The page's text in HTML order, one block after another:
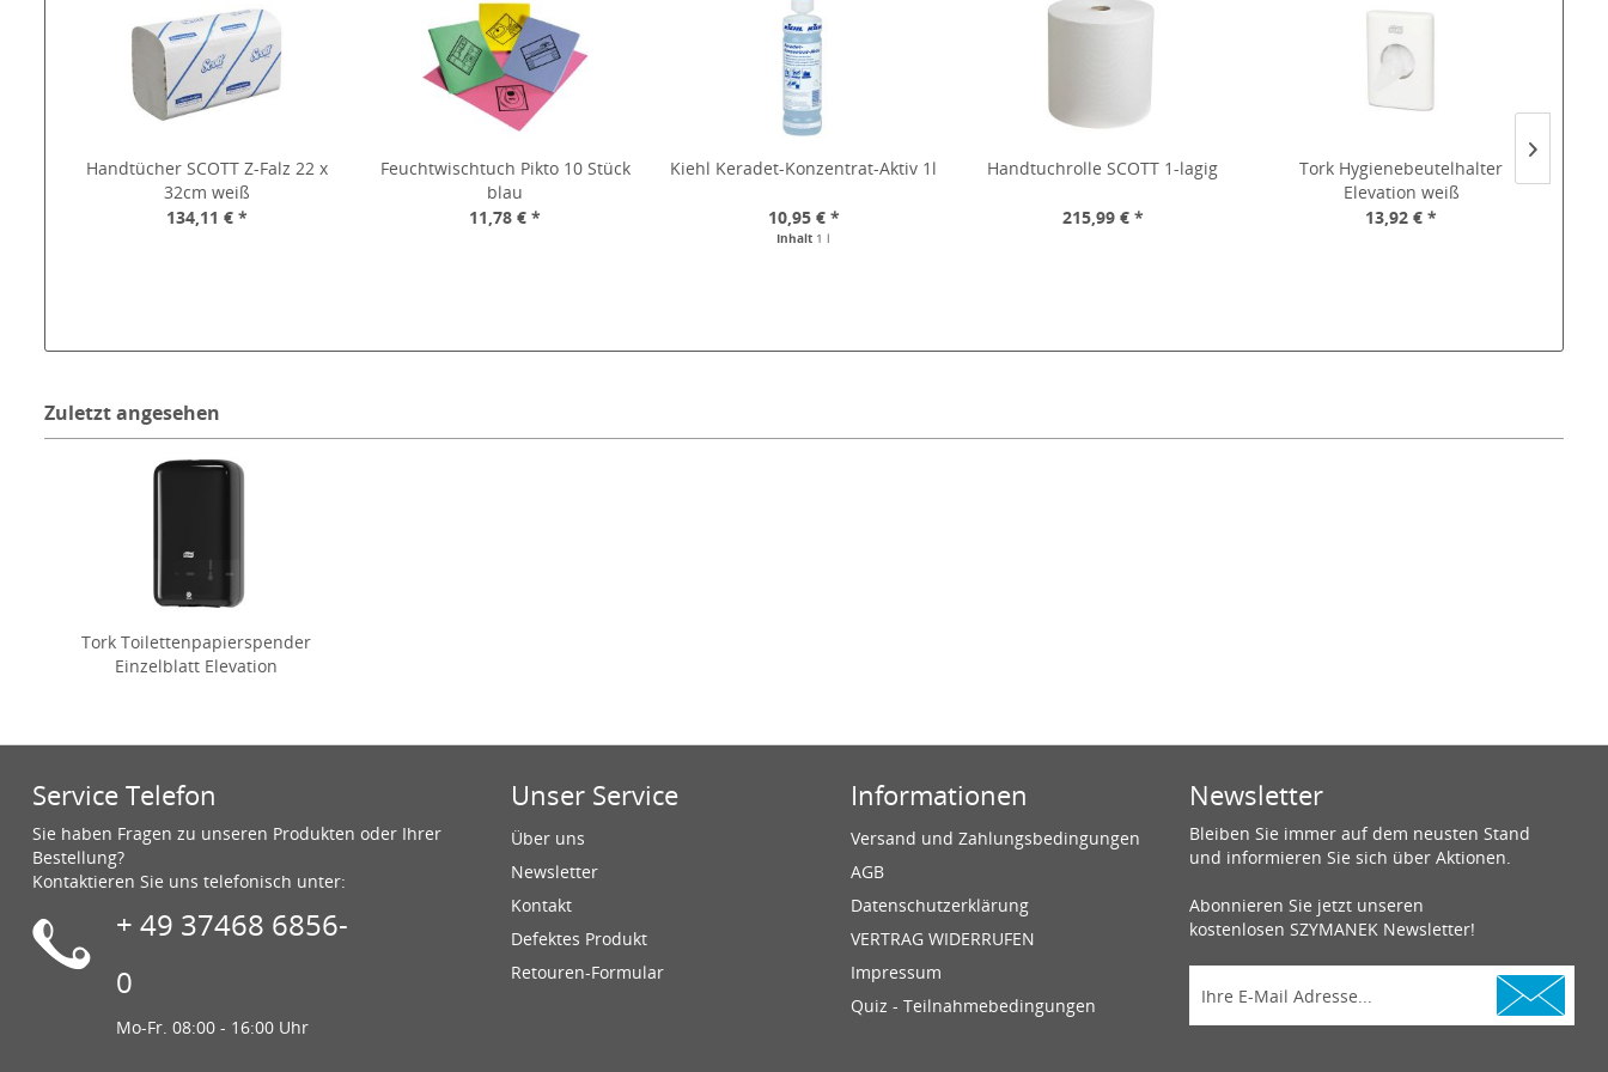
Handtücher SCOTT Z-Falz 22 x
32cm weiß
134,11 € *
Feuchtwischtuch Pikto 10 Stück
blau
11,78 € *
Kiehl Keradet-Konzentrat-Aktiv 1l
10,95 € *
Inhalt 1 l
Handtuchrolle SCOTT 1-lagig
215,99 € *
Tork Hygienebeutelhalter
Elevation weiß
13,92 € *
Zuletzt angesehen
Tork Toilettenpapierspender
Einzelblatt Elevation
Service Telefon
Sie haben Fragen zu unseren Produkten oder Ihrer
Bestellung?
Kontaktieren Sie uns telefonisch unter:
+ 49 37468 6856-
0
Mo-Fr. 08:00 - 16:00 Uhr
Unser Service
Über uns
Newsletter
Kontakt
Defektes Produkt
Retouren-Formular
Informationen
Versand und Zahlungsbedingungen
AGB
Datenschutzerklärung
VERTRAG WIDERRUFEN
Impressum
Quiz - Teilnahmebedingungen
Newsletter
Bleiben Sie immer auf dem neusten Stand
und informieren Sie sich über Aktionen.
Abonnieren Sie jetzt unseren
kostenlosen SZYMANEK Newsletter!